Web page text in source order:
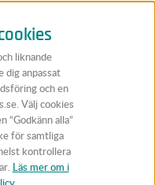
liknande
dig anpassat
och en
Välj cookies
“Godkänn alla”
för samtliga
kontrollera
Läs mer om i